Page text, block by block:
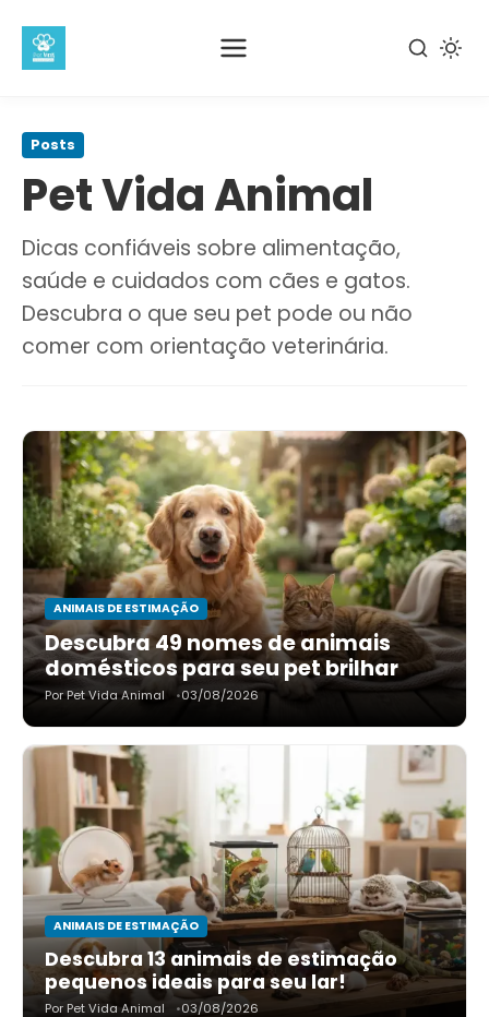
para
conteúdo
principal
Posts
Pet Vida Animal
Dicas confiáveis sobre alimentação,
saúde e cuidados com cães e gatos.
Descubra o que seu pet pode ou não
comer com orientação veterinária.
ANIMAIS DE ESTIMAÇÃO
Descubra 49 nomes de animais
domésticos para seu pet brilhar
Por Pet Vida Animal 03/08/2026
ANIMAIS DE ESTIMAÇÃO
Descubra 13 animais de estimação
pequenos ideais para seu lar!
Por Pet Vida Animal 03/08/2026